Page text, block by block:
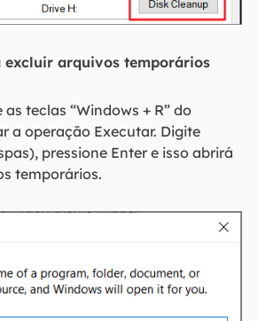
excluir arquivos temporários
teclas “Windows + R” do
a operação Executar. Digite
pressione Enter e isso abrirá
temporários.